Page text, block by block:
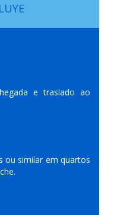
e traslado ao
ou similar em quartos